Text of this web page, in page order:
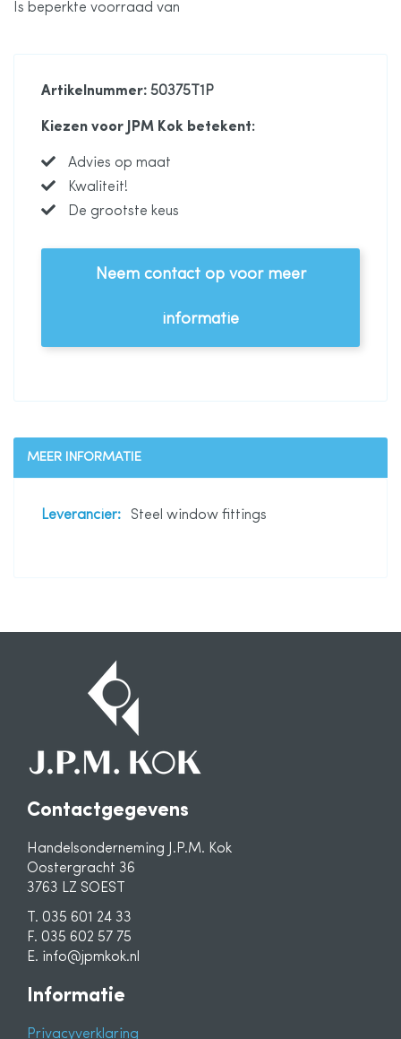
Is beperkte voorraad van
Artikelnummer: 50375T1P
Kiezen voor JPM Kok betekent:
Advies op maat
Kwaliteit!
De grootste keus
Neem contact op voor meer
informatie
MEER INFORMATIE
Meer
Steel window fittings
Contactgegevens
Handelsonderneming J.P.M. Kok
Oostergracht 36
3763 LZ SOEST
T. 035 601 24 33
F. 035 602 57 75
E. info@jpmkok.nl
Informatie
Privacyverklaring